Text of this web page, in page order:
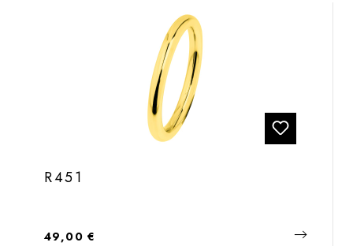
R451
Regulärer Preis:
49,00 €